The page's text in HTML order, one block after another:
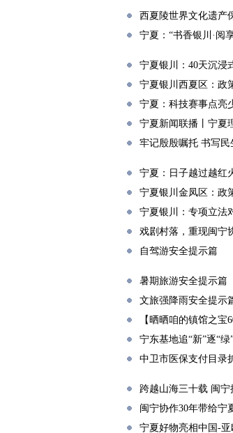
西夏陵世界文化遗产
宁夏：“书香银川·阅
宁夏银川：40天沉浸
宁夏银川西夏区：政
宁夏：科技赛事点亮
宁夏新闻联播丨宁夏
牢记殷殷嘱托 书写
宁夏：日子越过越红
宁夏银川金凤区：政
宁夏银川：专项立法
戏剧村落，重现闽宁
自驾游安全提示篇
暑期旅游安全提示篇
文旅强降雨安全提示
【晒晒咱的镇馆之
宁东基地追“新”逐“
中卫市医保支付目录
跨越山海三十载 闽宁
闽宁协作30年带给宁
宁夏好物亮相中国-